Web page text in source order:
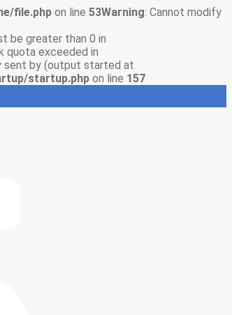
file.php on line 53Warning: Cannot modify
be greater than 0 in
quota exceeded in
sent by (output started at
startup.php on line 157